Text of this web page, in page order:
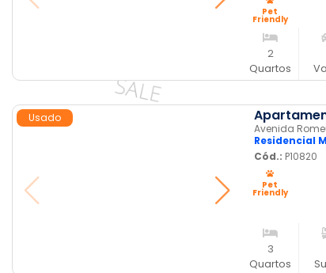
2
Quartos
Pet
Friendly
Usado
Avenida
Residencial
Cód.: P10820
3
Quartos
Pet
Friendly